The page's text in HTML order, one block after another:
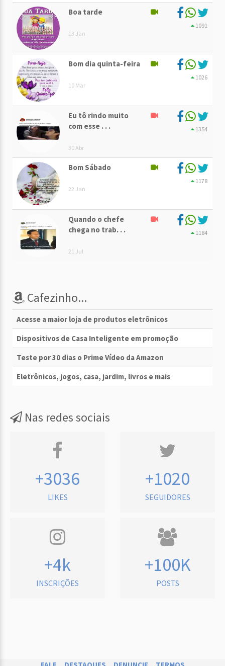
Boa tarde
13 Jan
1091
Bom dia quinta-feira
10 Mar
1026
Eu tô rindo muito
com esse . . .
30 Abr
1354
Bom Sábado
22 Jan
1178
Quando o chefe
chega no trab. . .
21 Jul
1184
Cafezinho...
Acesse a maior loja de produtos eletrônicos
Dispositivos de Casa Inteligente em promoção
Teste por 30 dias o Prime Vídeo da Amazon
Eletrônicos, jogos, casa, jardim, livros e mais
Nas redes sociais
+3036
LIKES
+1020
SEGUIDORES
+4k
INSCRIÇÕES
+100K
POSTS